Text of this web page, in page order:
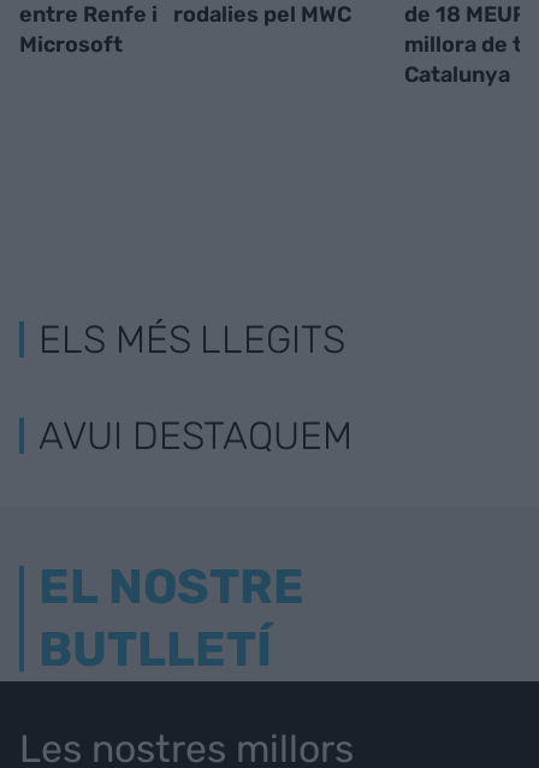
entre Renfe i
Microsoft
rodalies pel MWC
de 18 MEUR
millora de
Catalunya
ELS MÉS LLEGITS
AVUI DESTAQUEM
EL NOSTRE
BUTLLETÍ
Les nostres millors